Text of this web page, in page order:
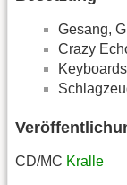
Gesang,
Crazy
CD/MC Kralle